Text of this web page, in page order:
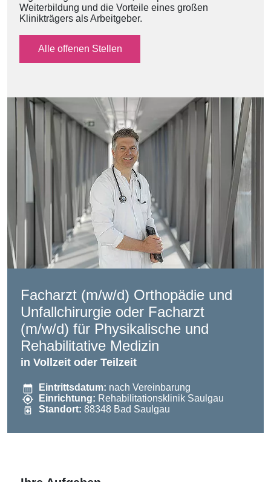
Weiterbildung und die Vorteile eines großen
Klinikträgers als Arbeitgeber.
Alle offenen Stellen
Facharzt (m/w/d) Orthopädie und
Unfallchirurgie oder Facharzt
(m/w/d) für Physikalische und
Rehabilitative Medizin
in Vollzeit oder Teilzeit
Eintrittsdatum: nach Vereinbarung
Einrichtung: Rehabilitationsklinik Saulgau
Standort: 88348 Bad Saulgau